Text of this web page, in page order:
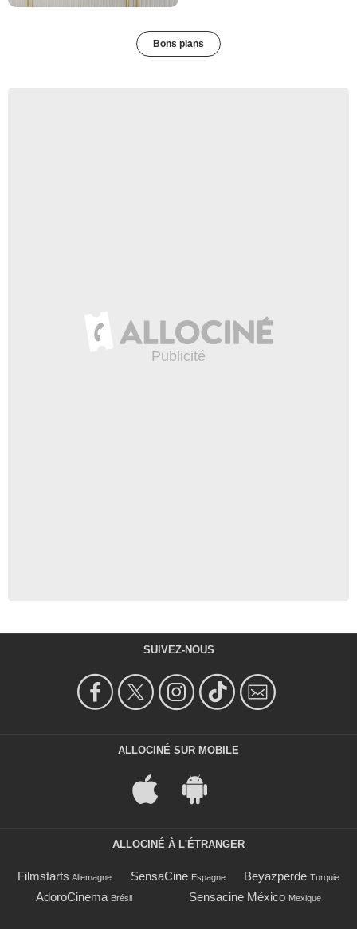
Bons plans
SUIVEZ-NOUS
ALLOCINÉ SUR MOBILE
ALLOCINÉ À L'ÉTRANGER
Filmstarts Allemagne SensaCine Espagne Beyazperde Turquie
AdoroCinema Brésil Sensacine México Mexique